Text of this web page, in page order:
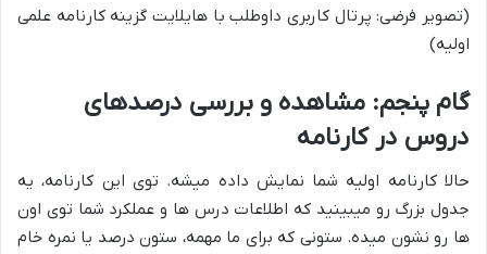
(تصویر فرضی: پرتال کاربری داوطلب با هایلایت گزینه کارنامه علمی
اولیه)
گام پنجم: مشاهده و بررسی درصدهای
دروس در کارنامه
حالا کارنامه اولیه شما نمایش داده میشه. توی این کارنامه، یه
جدول بزرگ رو میبینید که اطلاعات درس ها و عملکرد شما توی اون
ها رو نشون میده. ستونی که برای ما مهمه، ستون درصد یا نمره خام